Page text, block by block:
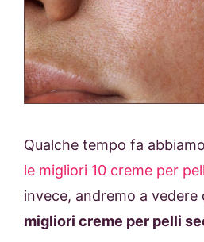
Qualche tempo fa
le migliori 10 creme per
invece, andremo a vedere
migliori creme per pelli